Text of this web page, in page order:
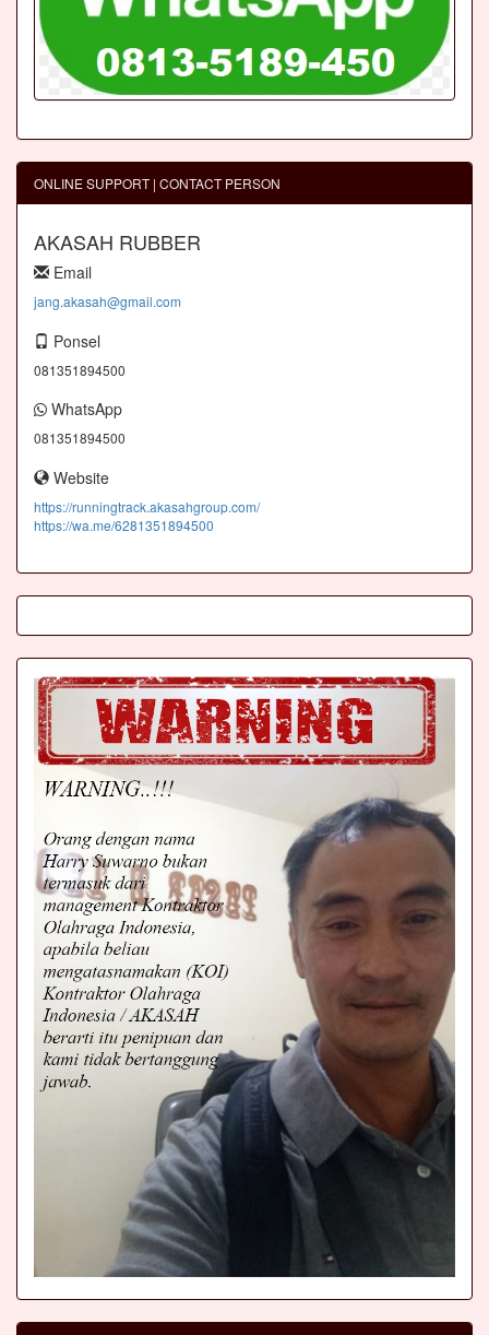
ONLINE SUPPORT | CONTACT PERSON
AKASAH RUBBER
Email
jang.akasah@gmail.com
Ponsel
081351894500
WhatsApp
081351894500
Website
https://runningtrack.akasahgroup.com/
https://wa.me/6281351894500